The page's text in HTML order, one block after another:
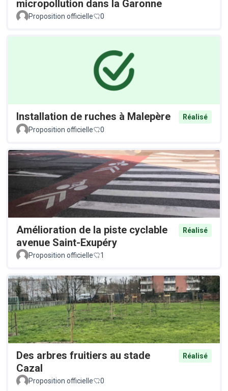
micropollution dans la Garonne
Proposition officielle 0
Installation de ruches à Malepère
Réalisé
Proposition officielle
0
Amélioration de la piste cyclable
avenue Saint-Exupéry
Réalisé
Proposition officielle 1
Des arbres fruitiers au stade
Cazal
Réalisé
Proposition officielle 0